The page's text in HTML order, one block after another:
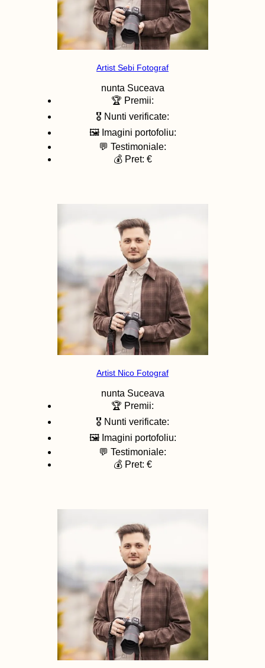
Artist Sebi Fotograf
nunta Suceava
🏆 Premii:
🎖️ Nunti verificate:
🖼️ Imagini portofoliu:
💬 Testimoniale:
💰 Pret: €
Artist Nico Fotograf
nunta Suceava
🏆 Premii:
🎖️ Nunti verificate:
🖼️ Imagini portofoliu:
💬 Testimoniale:
💰 Pret: €